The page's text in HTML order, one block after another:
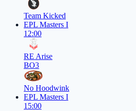
Team Kicked
EPL Masters I
12:00
RE Arise
BO3
No Hoodwink
EPL Masters I
15:00